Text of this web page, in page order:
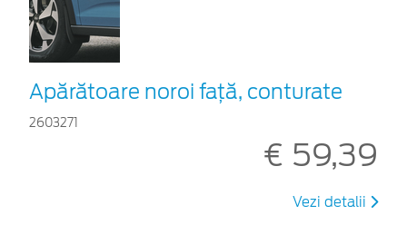
Apărătoare noroi față, conturate
2603271
€ 59,39
Vezi detalii